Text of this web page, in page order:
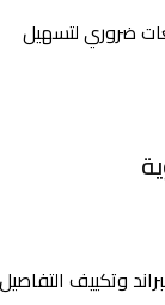
ضروري لتسهيل
وتكييف التفاصيل